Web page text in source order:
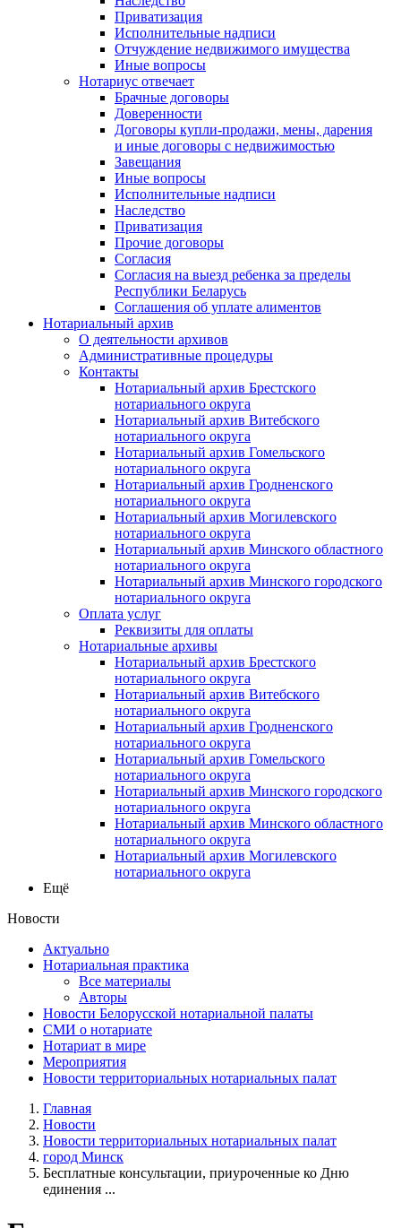
Приватизация
Исполнительные надписи
Отчуждение недвижимого имущества
Иные вопросы
Нотариус отвечает
Брачные договоры
Доверенности
Договоры купли-продажи, мены, дарения
и иные договоры с недвижимостью
Завещания
Иные вопросы
Исполнительные надписи
Наследство
Приватизация
Прочие договоры
Согласия
Согласия на выезд ребенка за пределы
Республики Беларусь
Соглашения об уплате алиментов
Нотариальный архив
О деятельности архивов
Административные процедуры
Контакты
Нотариальный архив Брестского
нотариального округа
Нотариальный архив Витебского
нотариального округа
Нотариальный архив Гомельского
нотариального округа
Нотариальный архив Гродненского
нотариального округа
Нотариальный архив Могилевского
нотариального округа
Нотариальный архив Минского областного
нотариального округа
Нотариальный архив Минского городского
нотариального округа
Оплата услуг
Реквизиты для оплаты
Нотариальные архивы
Нотариальный архив Брестского
нотариального округа
Нотариальный архив Витебского
нотариального округа
Нотариальный архив Гродненского
нотариального округа
Нотариальный архив Гомельского
нотариального округа
Нотариальный архив Минского городского
нотариального округа
Нотариальный архив Минского областного
нотариального округа
Нотариальный архив Могилевского
нотариального округа
Ещё
Новости
Актуально
Нотариальная практика
Все материалы
Авторы
Новости Белорусской нотариальной палаты
СМИ о нотариате
Нотариат в мире
Мероприятия
Новости территориальных нотариальных палат
Главная
Новости
Новости территориальных нотариальных палат
город Минск
Бесплатные консультации, приуроченные ко Дню
единения ...